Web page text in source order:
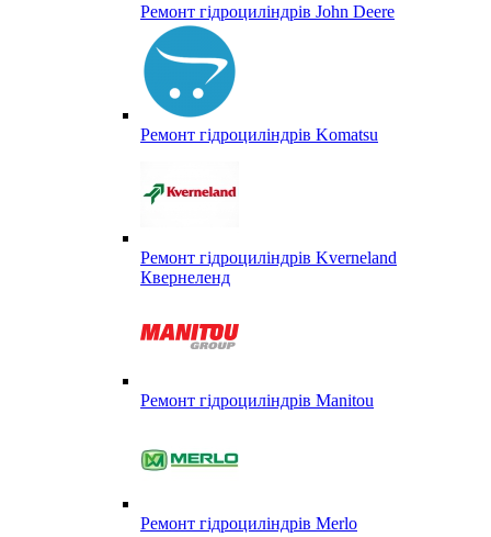
Ремонт гідроциліндрів John Deere
Ремонт гідроциліндрів Komatsu
Ремонт гідроциліндрів Kverneland
Квернеленд
Ремонт гідроциліндрів Manitou
Ремонт гідроциліндрів Merlo